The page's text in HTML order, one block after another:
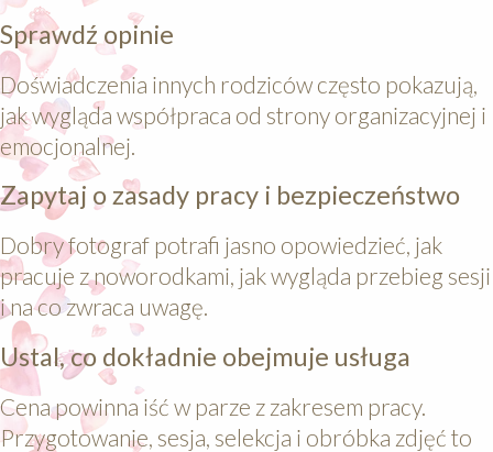
Sprawdź opinie
Doświadczenia innych rodziców często pokazują,
jak wygląda współpraca od strony organizacyjnej i
emocjonalnej.
Zapytaj o zasady pracy i bezpieczeństwo
Dobry fotograf potrafi jasno opowiedzieć, jak
pracuje z noworodkami, jak wygląda przebieg sesji
i na co zwraca uwagę.
Ustal, co dokładnie obejmuje usługa
Cena powinna iść w parze z zakresem pracy.
Przygotowanie, sesja, selekcja i obróbka zdjęć to